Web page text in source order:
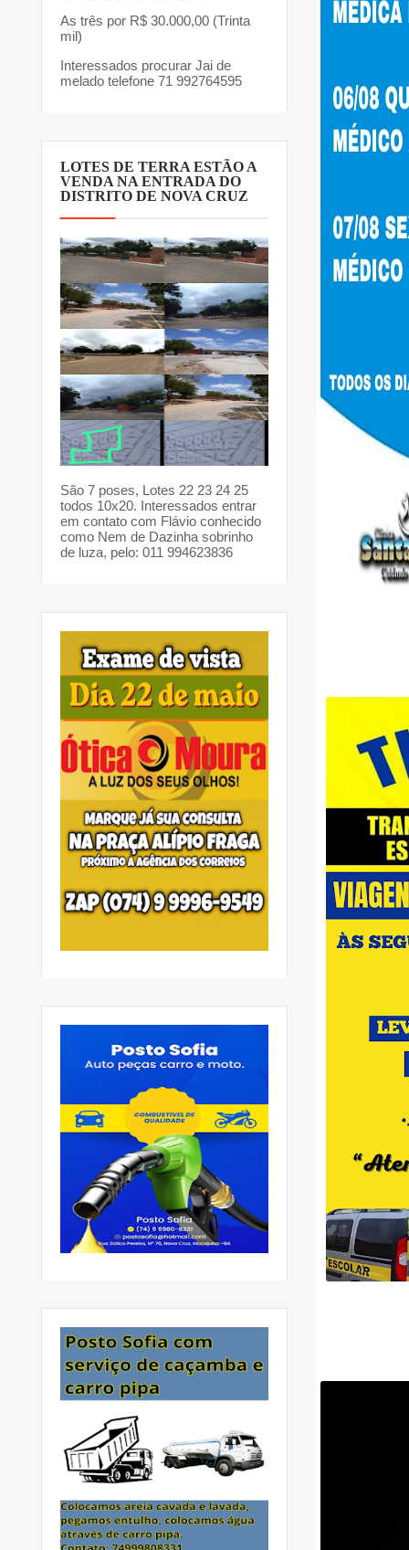
As três por R$ 30.000,00 (Trinta
mil)
Interessados procurar Jai de
melado telefone 71 992764595
LOTES DE TERRA ESTÃO A
VENDA NA ENTRADA DO
DISTRITO DE NOVA CRUZ
São 7 poses, Lotes 22 23 24 25
todos 10x20. Interessados entrar
em contato com Flávio conhecido
como Nem de Dazinha sobrinho
de luza, pelo: 011 994623836